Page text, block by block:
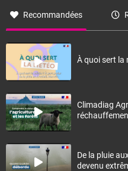
Recommandées
À quoi sert la
Climadiag
De la pluie
devenu